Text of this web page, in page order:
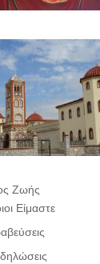
Ζωής
Είμαστε